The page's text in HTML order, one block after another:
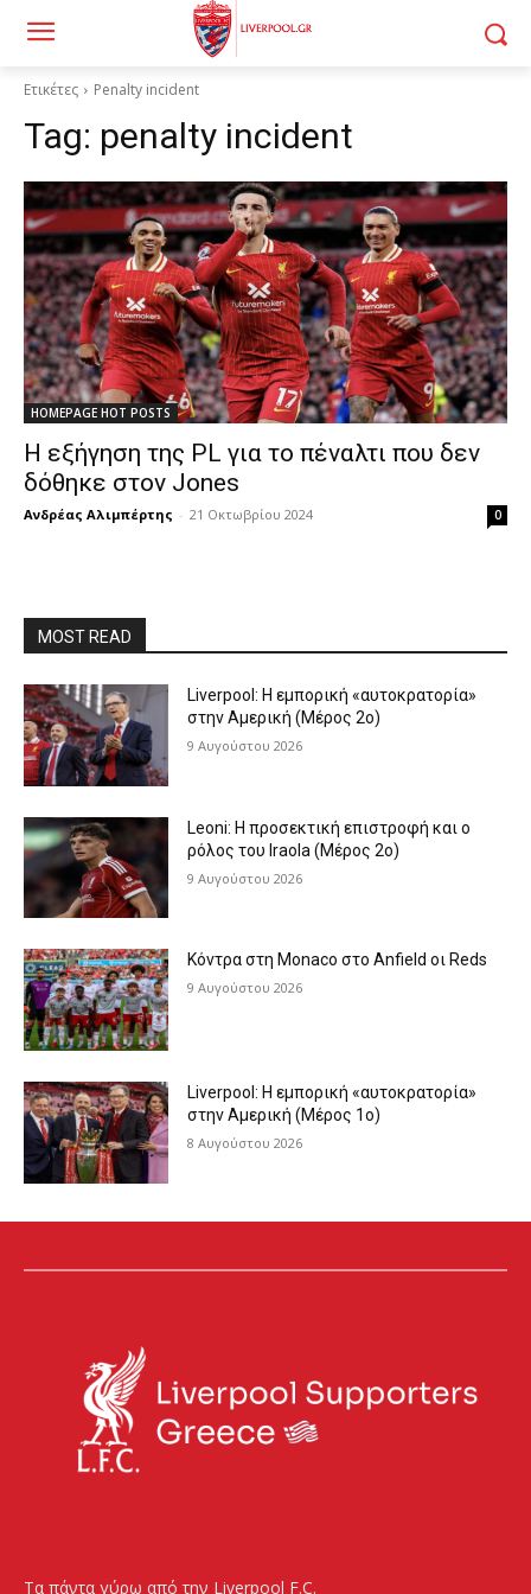
Ετικέτες Penalty incident
Tag: penalty incident
HOMEPAGE HOT POSTS
Η εξήγηση της PL για το πέναλτι που δεν
δόθηκε στον Jones
Ανδρέας Αλιμπέρτης - 21 Οκτωβρίου 2024 0
MOST READ
Liverpool: Η εμπορική «αυτοκρατορία»
στην Αμερική (Μέρος 2ο)
9 Αυγούστου 2026
Leoni: Η προσεκτική επιστροφή και ο
ρόλος του Iraola (Μέρος 2ο)
9 Αυγούστου 2026
Κόντρα στη Monaco στο Anfield οι Reds
9 Αυγούστου 2026
Liverpool: Η εμπορική «αυτοκρατορία»
στην Αμερική (Μέρος 1ο)
8 Αυγούστου 2026
Τα πάντα γύρω από την Liverpool F.C.